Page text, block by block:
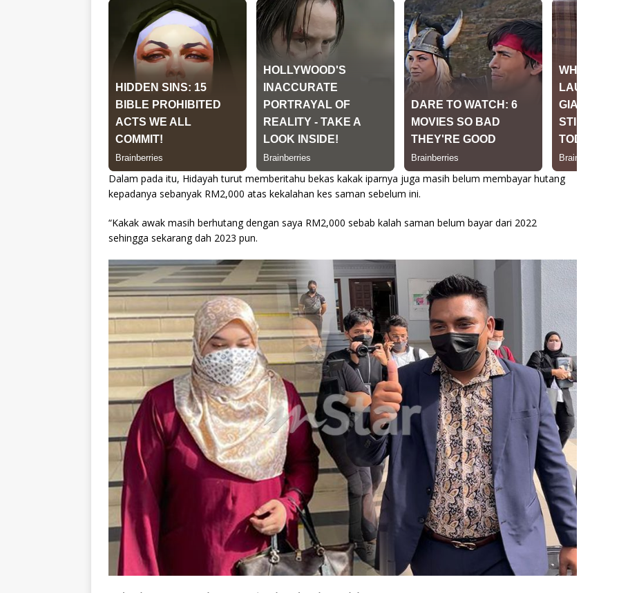
Dalam pada itu, Hidayah turut memberitahu bekas kakak iparnya juga masih belum membayar hutang
kepadanya sebanyak RM2,000 atas kekalahan kes saman sebelum ini.
“Kakak awak masih berhutang dengan saya RM2,000 sebab kalah saman belum bayar dari 2022
sehingga sekarang dah 2023 pun.